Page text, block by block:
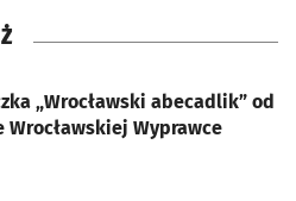
„Wrocławski abecadlik” od
Wrocławskiej Wyprawce